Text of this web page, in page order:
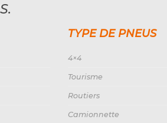
TYPE DE PNEUS
4×4
Tourisme
Routiers
Camionnette